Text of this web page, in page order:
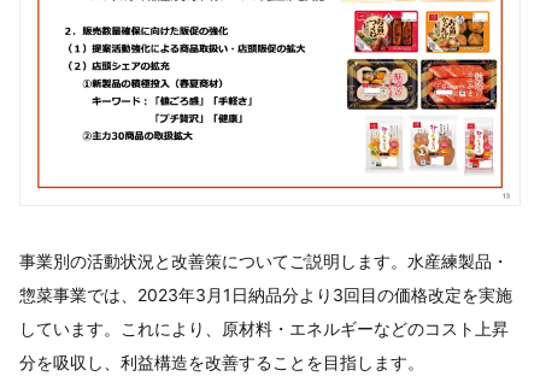
事業別の活動状況と改善策についてご説明します。水産練製品・
惣菜事業では、2023年3月1日納品分より3回目の価格改定を実施
しています。これにより、原材料・エネルギーなどのコスト上昇
分を吸収し、利益構造を改善することを目指します。